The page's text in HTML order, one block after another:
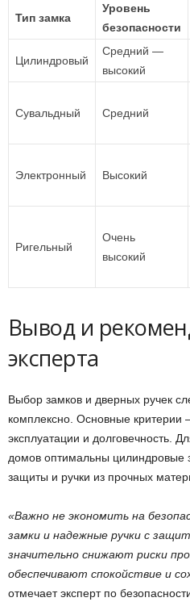
Тип замка
Уровень
безопасности
Цилиндровый
Средний —
высокий
Сувальдный Средний
Электронный Высокий
Ригельный
Очень
высокий
Вывод и
эксперта
Выбор замков и дверных ручек
комплексно. Основные критерии
эксплуатации и долговечность.
домов оптимальны цилиндровые
защиты и ручки из прочных
«Важно не экономить на
замки и надежные ручки с
значительно снижают риски
обеспечивают спокойствие и
отмечает эксперт по